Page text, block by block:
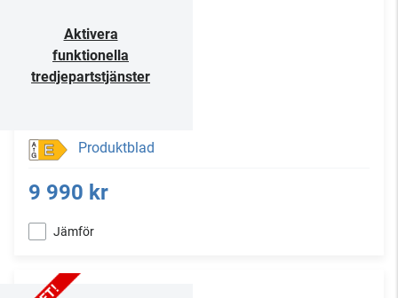
Aktivera
funktionella
tredjepartstjänster
E Produktblad
9 990 kr
Jämför